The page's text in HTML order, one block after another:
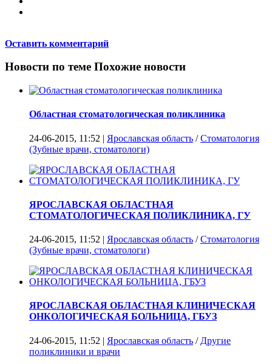
Оставить комментарий
Новости по теме Похожие новости
Областная стоматологическая поликлиника
24-06-2015, 11:52 | Ярославская область /Стоматология
(Зубные врачи, стоматологи)
ЯРОСЛАВСКАЯ ОБЛАСТНАЯ
СТОМАТОЛОГИЧЕСКАЯ ПОЛИКЛИНИКА, ГУ
24-06-2015, 11:52 | Ярославская область /Стоматология
(Зубные врачи, стоматологи)
ЯРОСЛАВСКАЯ ОБЛАСТНАЯ КЛИНИЧЕСКАЯ
ОНКОЛОГИЧЕСКАЯ БОЛЬНИЦА, ГБУЗ
24-06-2015, 11:52 | Ярославская область / Другие
поликлиники и врачи